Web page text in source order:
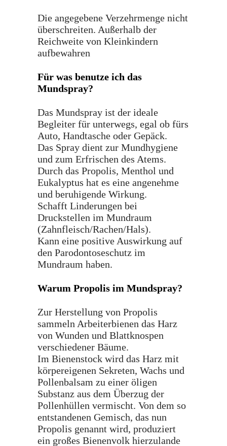
Die angegebene Verzehrmenge nicht
überschreiten. Außerhalb der
Reichweite von Kleinkindern
aufbewahren
Für was benutze ich das
Mundspray?
Das Mundspray ist der ideale
Begleiter für unterwegs, egal ob fürs
Auto, Handtasche oder Gepäck.
Das Spray dient zur Mundhygiene
und zum Erfrischen des Atems.
Durch das Propolis, Menthol und
Eukalyptus hat es eine angenehme
und beruhigende Wirkung.
Schafft Linderungen bei
Druckstellen im Mundraum
(Zahnfleisch/Rachen/Hals).
Kann eine positive Auswirkung auf
den Parodontoseschutz im
Mundraum haben.
Warum Propolis im Mundspray?
Zur Herstellung von Propolis
sammeln Arbeiterbienen das Harz
von Wunden und Blattknospen
verschiedener Bäume.
Im Bienenstock wird das Harz mit
körpereigenen Sekreten, Wachs und
Pollenbalsam zu einer öligen
Substanz aus dem Überzug der
Pollenhüllen vermischt. Von dem so
entstandenen Gemisch, das nun
Propolis genannt wird, produziert
ein großes Bienenvolk hierzulande